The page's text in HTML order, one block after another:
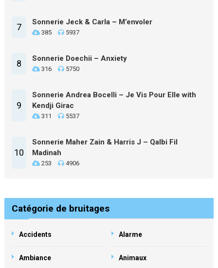
7 Sonnerie Jeck & Carla – M’envoler
385 5937
8 Sonnerie Doechii – Anxiety
316 5750
9
Sonnerie Andrea Bocelli – Je Vis Pour Elle with
Kendji Girac
311 5537
10
Sonnerie Maher Zain & Harris J – Qalbi Fil
Madinah
253 4906
Catégorie de bruitages
Accidents Alarme
Ambiance Animaux